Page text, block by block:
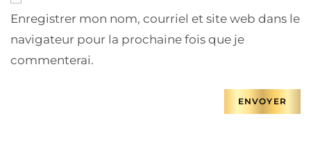
Enregistrer mon nom, courriel et site web dans le
navigateur pour la prochaine fois que je
commenterai.